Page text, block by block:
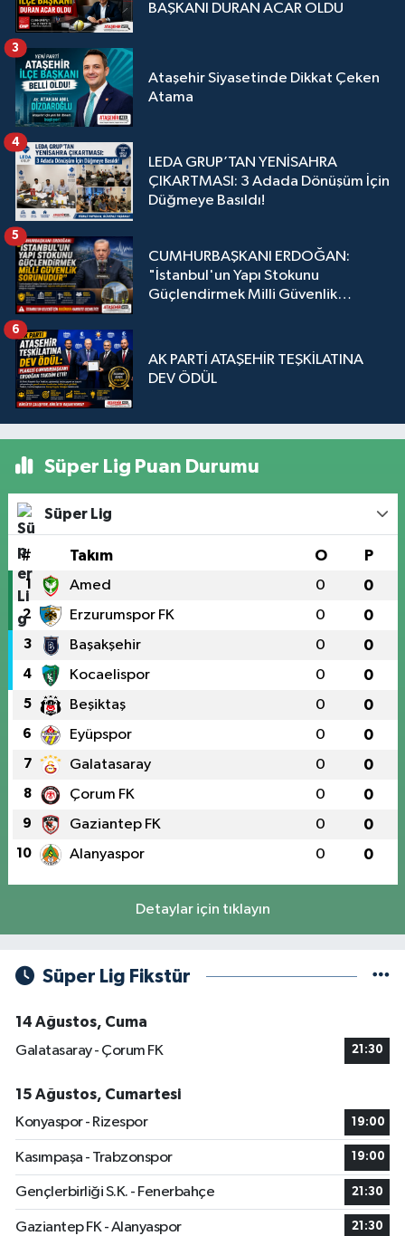
BAŞKANI DURAN ACAR OLDU
Ataşehir Siyasetinde Dikkat Çeken
Atama
3
LEDA GRUP’TAN YENİSAHRA
ÇIKARTMASI: 3 Adada Dönüşüm İçin
Düğmeye Basıldı!
4
CUMHURBAŞKANI ERDOĞAN:
"İstanbul'un Yapı Stokunu
Güçlendirmek Milli Güvenlik
5
AK PARTİ ATAŞEHİR TEŞKİLATINA
DEV ÖDÜL
6
Süper Lig Puan Durumu
Süper Lig
# Takım O P
1 Amed 0 0
2 Erzurumspor FK 0 0
3 Başakşehir 0 0
4 Kocaelispor 0 0
5 Beşiktaş 0 0
6 Eyüpspor 0 0
7 Galatasaray 0 0
8 Çorum FK 0 0
9 Gaziantep FK 0 0
10 Alanyaspor 0 0
Detaylar için tıklayın
Süper Lig Fikstür
14 Ağustos, Cuma
Galatasaray - Çorum FK
21:30
15 Ağustos, Cumartesi
Konyaspor - Rizespor
19:00
Kasımpaşa - Trabzonspor 19:00
Gençlerbirliği S.K. - Fenerbahçe 21:30
Gaziantep FK - Alanyaspor 21:30